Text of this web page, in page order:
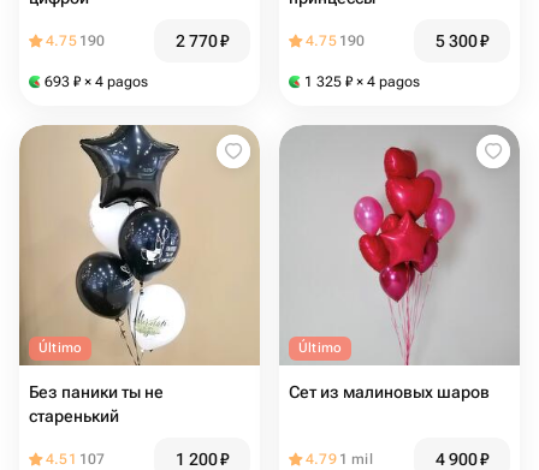
4.75 190 2 770₽
693 ₽ × 4 pagos
4.75 190 5 300₽
1 325 ₽ × 4 pagos
Último
Без паники ты не
старенький
4.51 107 1 200₽
Último
Сет из малиновых шаров
4.79 1 mil 4 900₽